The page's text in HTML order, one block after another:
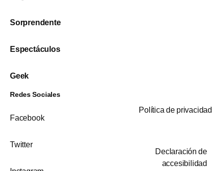
Sorprendente
Espectáculos
Geek
Redes Sociales
Facebook
Twitter
Política de privacidad
Declaración de
accesibilidad